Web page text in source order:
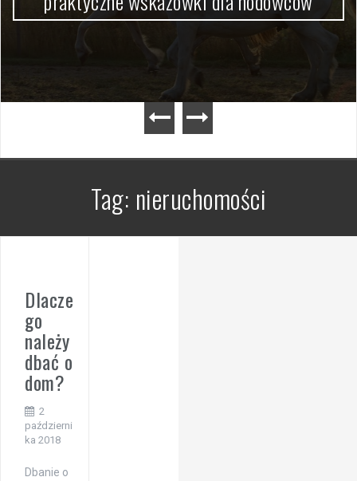
Tag: nieruchomości
Dlacze
go
należy
dbać o
dom?
2
październi
ka 2018
Dbanie o